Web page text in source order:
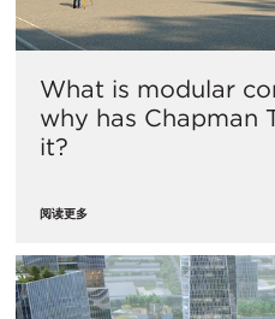
What is modular
why has Chapman
it?
阅读更多